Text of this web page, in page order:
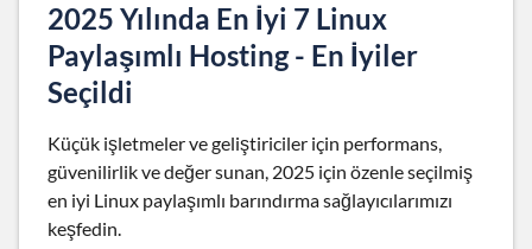
2025 Yılında En İyi 7 Linux
Paylaşımlı Hosting - En İyiler
Seçildi
Küçük işletmeler ve geliştiriciler için performans,
güvenilirlik ve değer sunan, 2025 için özenle seçilmiş
en iyi Linux paylaşımlı barındırma sağlayıcılarımızı
keşfedin.